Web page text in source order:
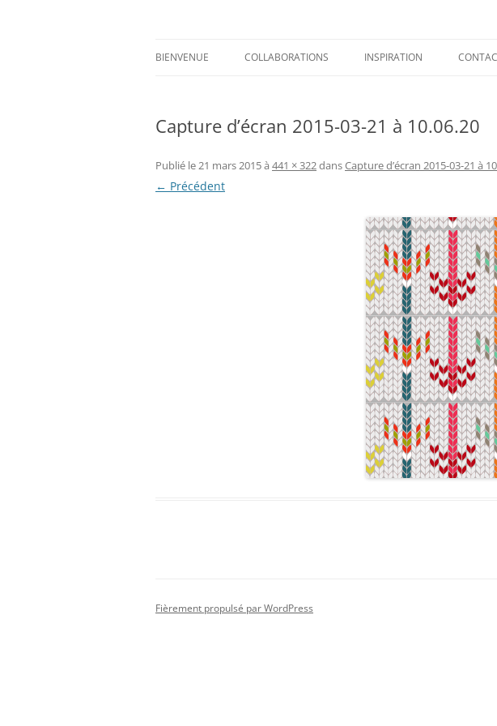
BIENVENUE COLLABORATIONS INSPIRATION
Capture d’écran 2015-03-21 à 10.06.20
Publié le21 mars 2015à 441 × 322dansCapture d’écran 2015-03-21 à
← Précédent
Fièrement propulsé par WordPress